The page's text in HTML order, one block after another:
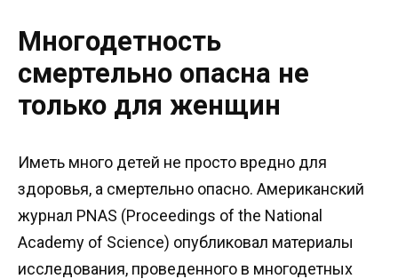
Многодетность
смертельно опасна не
только для женщин
Иметь много детей не просто вредно для
здоровья, а смертельно опасно. Американский
журнал PNAS (Proceedings of the National
Academy of Science) опубликовал материалы
исследования, проведенного в многодетных